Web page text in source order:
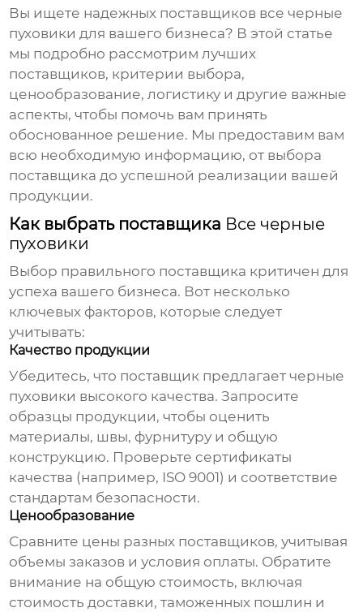
Вы ищете надежных поставщиков все черные
пуховики для вашего бизнеса? В этой статье
мы подробно рассмотрим лучших
поставщиков, критерии выбора,
ценообразование, логистику и другие важные
аспекты, чтобы помочь вам принять
обоснованное решение. Мы предоставим вам
всю необходимую информацию, от выбора
поставщика до успешной реализации вашей
продукции.
Как выбрать поставщика Все черные
пуховики
Выбор правильного поставщика критичен для
успеха вашего бизнеса. Вот несколько
ключевых факторов, которые следует
учитывать:
Качество продукции
Убедитесь, что поставщик предлагаетчерные
пуховики высокого качества. Запросите
образцы продукции, чтобы оценить
материалы, швы, фурнитуру и общую
конструкцию. Проверьте сертификаты
качества (например, ISO 9001) и соответствие
стандартам безопасности.
Ценообразование
Сравните цены разных поставщиков, учитывая
объемы заказов и условия оплаты. Обратите
внимание на общую стоимость, включая
стоимость доставки, таможенных пошлин и